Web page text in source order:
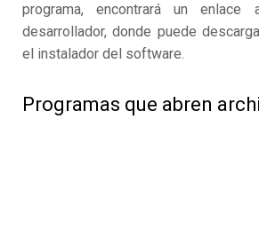
programa, encontrará un
desarrollador, donde puede
el instalador del software.
Programas que abren